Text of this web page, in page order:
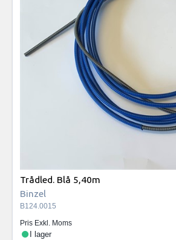
Trådled. Blå 5,40m
Binzel
B124.0015
Pris Exkl. Moms
I lager